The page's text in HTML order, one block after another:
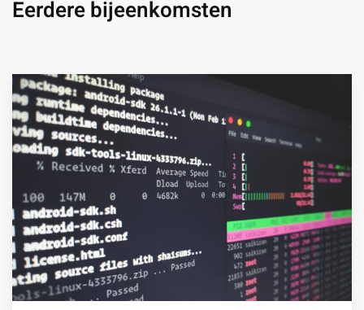
Eerdere bijeenkomsten